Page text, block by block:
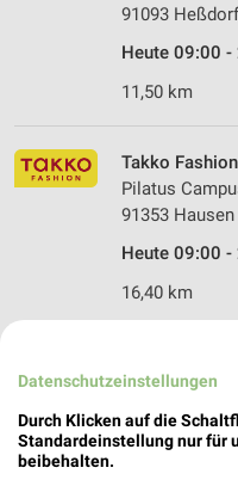
91093 Heßdorf
Heute 09:00 -
11,50 km
Takko
Pilatus
91353 Hausen
Heute 09:00 -
16,40 km
Takko
Wilhelmstraße
91413
Heute 09:00
Datenschutzeinstellungen
Durch Klicken auf die
Standardeinstellung nur für
beibehalten.